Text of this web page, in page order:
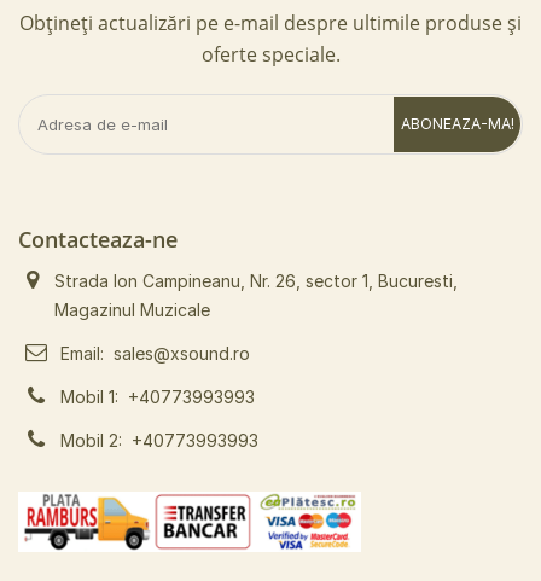
Obțineți actualizări pe e-mail despre ultimile produse și
oferte speciale.
ABONEAZA-MA!
Contacteaza-ne
Strada Ion Campineanu, Nr. 26, sector 1, Bucuresti,
Magazinul Muzicale
Email: sales@xsound.ro
Mobil 1: +40773993993
Mobil 2: +40773993993